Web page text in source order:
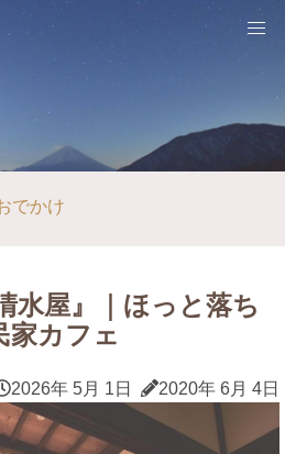
でかけ
水屋』｜ほっと落ち
家カフェ
2026年 5月 1日 2020年 6月 4日